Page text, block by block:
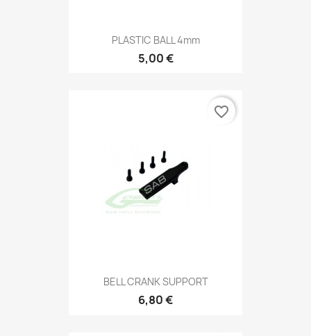
PLASTIC BALL 4mm
5,00 €
BELL CRANK SUPPORT
6,80 €
favorite_border